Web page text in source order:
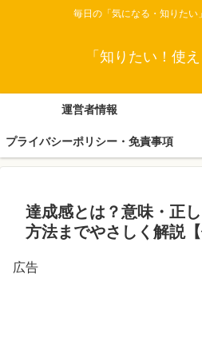
毎日の「気になる・知りたい
「知りたい！使
運営者情報
プライバシーポリシー・免責事項
達成感とは？意味・正
方法までやさしく解説【
広告